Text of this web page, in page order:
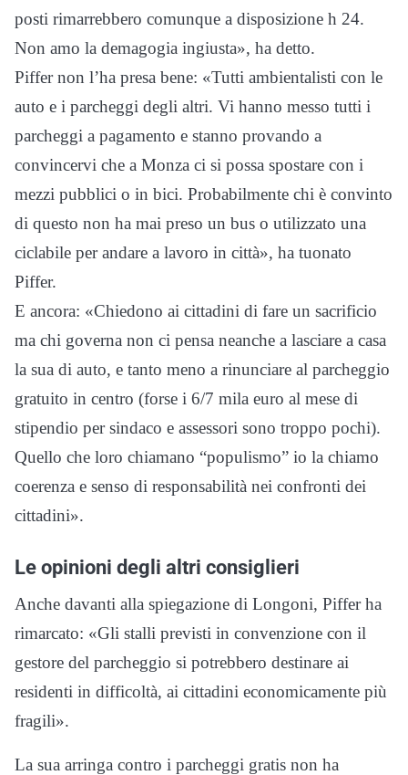
posti rimarrebbero comunque a disposizione h 24.
Non amo la demagogia ingiusta», ha detto.
Piffer non l’ha presa bene: «Tutti ambientalisti con le
auto e i parcheggi degli altri. Vi hanno messo tutti i
parcheggi a pagamento e stanno provando a
convincervi che a Monza ci si possa spostare con i
mezzi pubblici o in bici. Probabilmente chi è convinto
di questo non ha mai preso un bus o utilizzato una
ciclabile per andare a lavoro in città», ha tuonato
Piffer.
E ancora: «Chiedono ai cittadini di fare un sacrificio
ma chi governa non ci pensa neanche a lasciare a casa
la sua di auto, e tanto meno a rinunciare al parcheggio
gratuito in centro (forse i 6/7 mila euro al mese di
stipendio per sindaco e assessori sono troppo pochi).
Quello che loro chiamano “populismo” io la chiamo
coerenza e senso di responsabilità nei confronti dei
cittadini».
Le opinioni degli altri consiglieri
Anche davanti alla spiegazione di Longoni, Piffer ha
rimarcato: «Gli stalli previsti in convenzione con il
gestore del parcheggio si potrebbero destinare ai
residenti in difficoltà, ai cittadini economicamente più
fragili».
La sua arringa contro i parcheggi gratis non ha